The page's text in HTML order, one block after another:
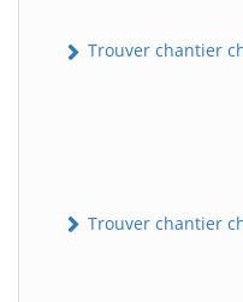
Trouver chantier
Trouver chantier